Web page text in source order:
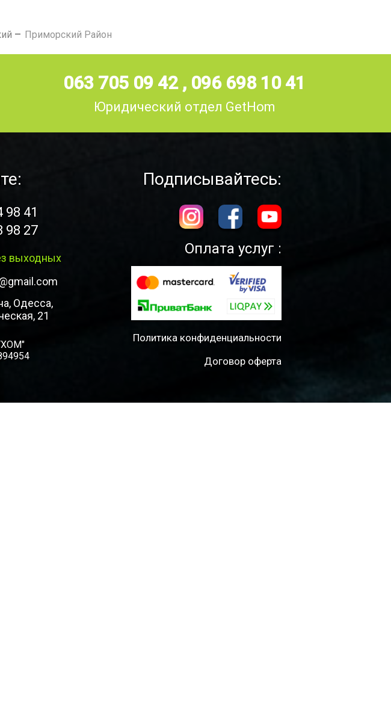
Приморский Район
063 705 09 42 , 096 698 10 41
Юридический отдел GetHom
98 41
98 27
выходных
Одесса,
21
Подписывайтесь:
Оплата услуг :
Политика конфиденциальности
Договор оферта